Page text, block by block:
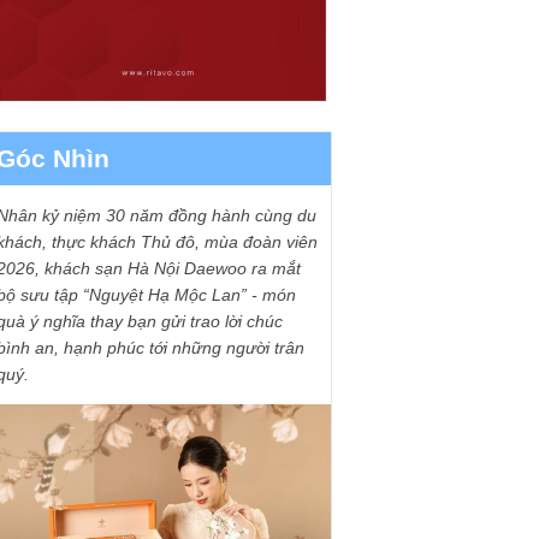
Nhìn
kỷ niệm 30 năm đồng hành cùng du
thực khách Thủ đô, mùa đoàn viên
khách sạn Hà Nội Daewoo ra mắt
sưu tập “Nguyệt Hạ Mộc Lan” - món
ý nghĩa thay bạn gửi trao lời chúc
an, hạnh phúc tới những người trân